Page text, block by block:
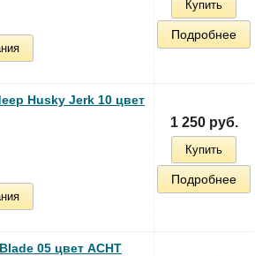
Купить
Подробнее
Husky Jerk 10 цвет
1 250 руб.
Купить
Подробнее
05 цвет ACHT